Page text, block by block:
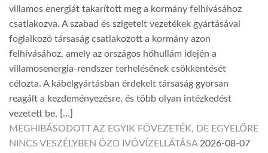
villamos energiát takarított meg a kormány felhívásához
csatlakozva. A szabad és szigetelt vezetékek gyártásával
foglalkozó társaság csatlakozott a kormány azon
felhívásához, amely az országos hőhullám idején a
villamosenergia-rendszer terhelésének csökkentését
célozta. A kábelgyártásban érdekelt társaság gyorsan
reagált a kezdeményezésre, és több olyan intézkedést
vezetett be, […]
MEGHIBÁSODOTT AZ EGYIK FŐVEZETÉK, DE EGYELŐRE
NINCS VESZÉLYBEN ÓZD IVÓVÍZELLÁTÁSA 2026-08-07